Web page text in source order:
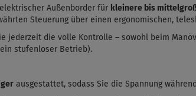
Außenborder für kleinere bis
Steuerung über einen ergonomischen,
jederzeit die volle Kontrolle – sowohl beim
stufenloser Betrieb).
ausgestattet, sodass Sie die Spannung